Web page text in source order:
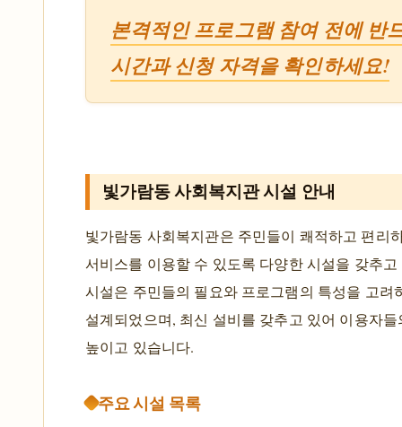
본격적인 프로그램 참여 전에 반
시간과 신청 자격을 확인하세요!
빛가람동 사회복지관 시설 안내
빛가람동 사회복지관은 주민들이 쾌적하고 편리
서비스를 이용할 수 있도록 다양한 시설을 갖추
시설은 주민들의 필요와 프로그램의 특성을 고려
설계되었으며, 최신 설비를 갖추고 있어 이용자
높이고 있습니다.
주요 시설 목록